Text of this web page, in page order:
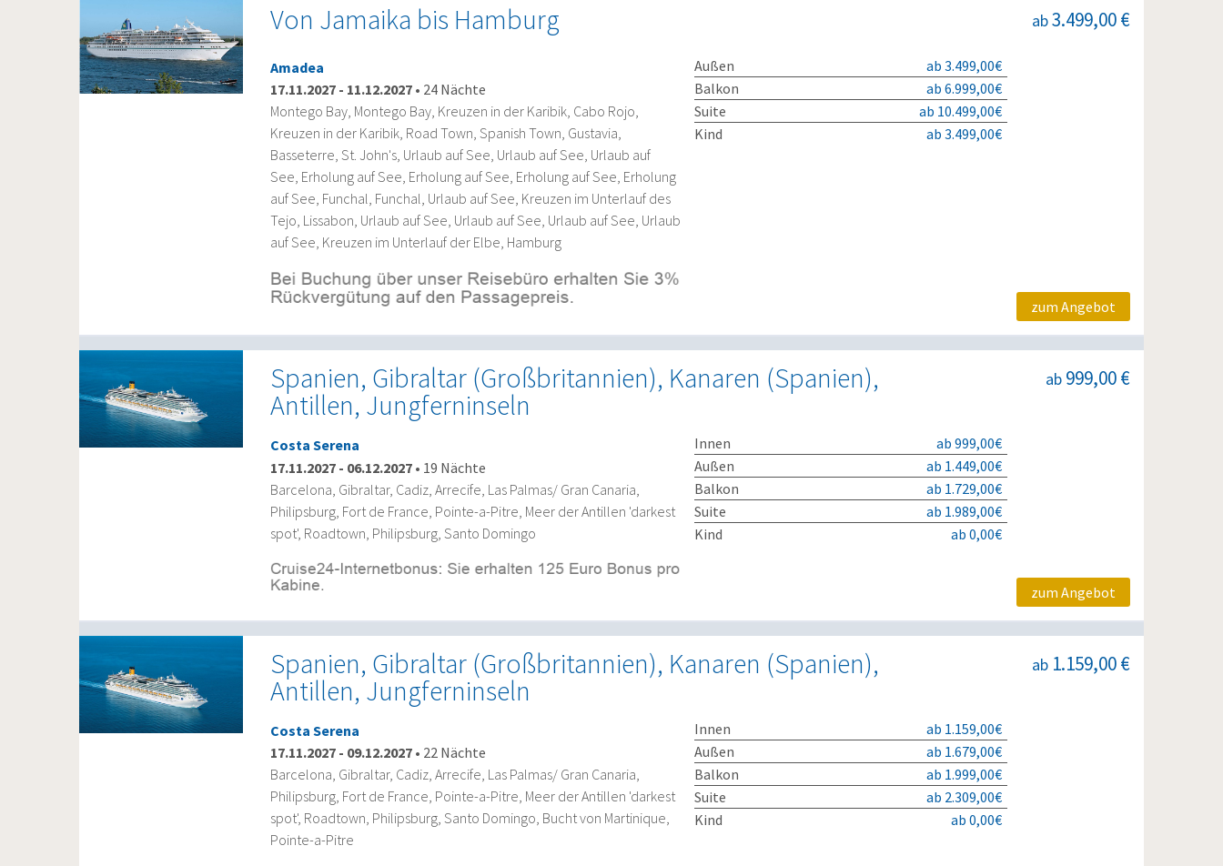
Von Jamaika bis Hamburg ab3.499,00 €
Amadea
17.11.2027 - 11.12.2027 • 24 Nächte
Montego Bay, Montego Bay, Kreuzen in der Karibik, Cabo Rojo,
Kreuzen in der Karibik, Road Town, Spanish Town, Gustavia,
Basseterre, St. John's, Urlaub auf See, Urlaub auf See, Urlaub auf
See, Erholung auf See, Erholung auf See, Erholung auf See, Erholung
auf See, Funchal, Funchal, Urlaub auf See, Kreuzen im Unterlauf des
Tejo, Lissabon, Urlaub auf See, Urlaub auf See, Urlaub auf See, Urlaub
auf See, Kreuzen im Unterlauf der Elbe, Hamburg
Außen
ab 3.499,00€
Balkon
ab 6.999,00€
Suite
ab 10.499,00€
Kind
ab 3.499,00€
zum Angebot
Spanien, Gibraltar (Großbritannien), Kanaren (Spanien),
Antillen, Jungferninseln
ab 999,00 €
Costa Serena
17.11.2027 - 06.12.2027 • 19 Nächte
Barcelona, Gibraltar, Cadiz, Arrecife, Las Palmas/ Gran Canaria,
Philipsburg, Fort de France, Pointe-a-Pitre, Meer der Antillen 'darkest
spot', Roadtown, Philipsburg, Santo Domingo
Innen
ab 999,00€
Außen
ab 1.449,00€
Balkon
ab 1.729,00€
Suite
ab 1.989,00€
Kind
ab 0,00€
zum Angebot
Spanien, Gibraltar (Großbritannien), Kanaren (Spanien),
Antillen, Jungferninseln
ab 1.159,00 €
Costa Serena
17.11.2027 - 09.12.2027 • 22 Nächte
Barcelona, Gibraltar, Cadiz, Arrecife, Las Palmas/ Gran Canaria,
Philipsburg, Fort de France, Pointe-a-Pitre, Meer der Antillen 'darkest
spot', Roadtown, Philipsburg, Santo Domingo, Bucht von Martinique,
Pointe-a-Pitre
Innen
ab 1.159,00€
Außen
ab 1.679,00€
Balkon
ab 1.999,00€
Suite
ab 2.309,00€
Kind
ab 0,00€